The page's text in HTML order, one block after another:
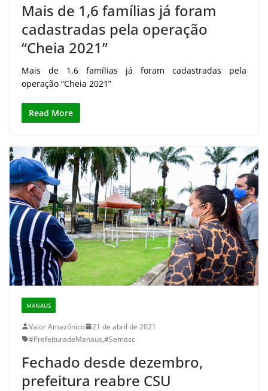
Mais de 1,6 famílias já foram
cadastradas pela operação
“Cheia 2021”
Mais de 1,6 famílias já foram cadastradas pela
operação “Cheia 2021”
Read More
MANAUS
Valor Amazônico
21 de abril de 2021
#PrefeituradeManaus,#Semasc
Fechado desde dezembro,
prefeitura reabre CSU